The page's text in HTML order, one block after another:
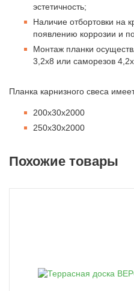
эстетичность;
Наличие отбортовки на
появлению коррозии и
Монтаж планки
3,2х8 или саморезов
Планка карнизного свеса
200х30х2000
250х30х2000
Похожие товары